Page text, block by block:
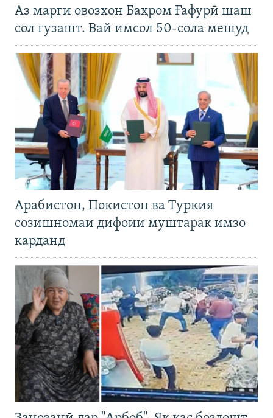
Аз марги овозхон Баҳром Ғафурӣ шаш
сол гузашт. Вай имсол 50-сола мешуд
Арабистон, Покистон ва Туркия
созишномаи дифоии муштарак имзо
карданд